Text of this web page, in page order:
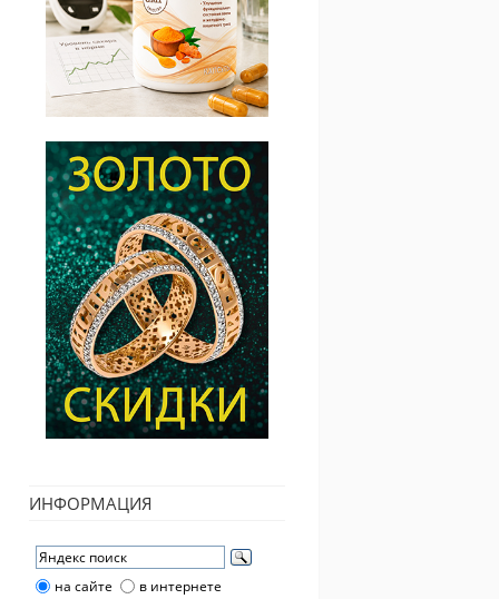
ИНФОРМАЦИЯ
на сайте в интернете